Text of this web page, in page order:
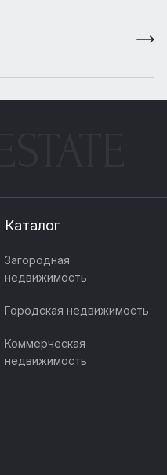
Каталог
Загородная
недвижимость
Городская недвижимость
Коммерческая
недвижимость